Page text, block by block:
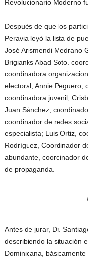
Revolucionario Moderno
Después de que los
Peravia leyó la lista de
José Arismendi Medrano
Brigianks Abad Soto,
coordinadora
electoral; Annie Peguero,
coordinadora juvenil;
Juan Sánchez,
coordinador de redes
especialista; Luis Ortiz,
Rodríguez, Coordinador
abundante, coordinador
de propaganda.
Antes de jurar, Dr.
describiendo la situación
Dominicana, básicamente